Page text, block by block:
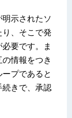
示されたソ
、そこで発
要です。ま
情報をつき
プであると
続きで、承認